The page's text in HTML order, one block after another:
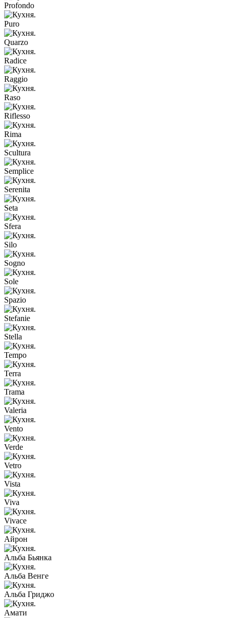
Profondo
Puro
Quarzo
Radice
Raggio
Raso
Riflesso
Rima
Scultura
Semplice
Serenita
Seta
Sfera
Silo
Sogno
Sole
Spazio
Stefanie
Stella
Tempo
Terra
Trama
Valeria
Vento
Verde
Vetro
Vista
Viva
Vivace
Айрон
Альба Бьянка
Альба Венге
Альба Гриджо
Амати